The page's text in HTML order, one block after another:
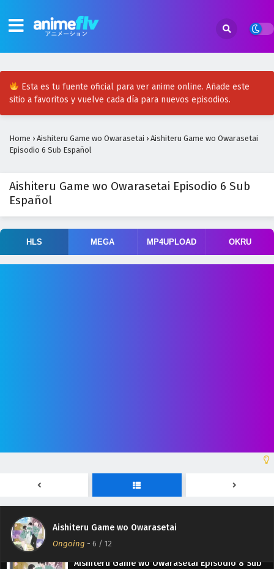
Esta es tu fuente oficial para ver anime online. Añade este
sitio a favoritos y vuelve cada día para nuevos episodios.
Home › Aishiteru Game wo Owarasetai › Aishiteru Game wo Owarasetai
Episodio 6 Sub Español
Aishiteru Game wo Owarasetai Episodio 6 Sub
Español
HLS MEGA MP4UPLOAD OKRU
Aishiteru Game wo Owarasetai
Ongoing - 6 / 12
Aishiteru Game wo Owarasetai Episodio 9 Sub
Aishiteru Game wo Owarasetai Episodio 8 Sub